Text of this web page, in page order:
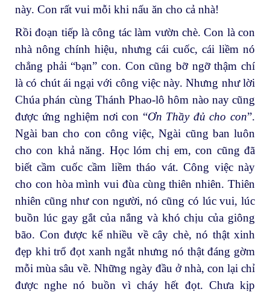
này. Con rất vui mỗi khi nấu ăn cho cả nhà!
Rồi đoạn tiếp là công tác làm vườn chè. Con là con
nhà nông chính hiệu, nhưng cái cuốc, cái liềm nó
chẳng phải “bạn” con. Con cũng bỡ ngỡ thậm chí
là có chút ái ngại với công việc này. Nhưng như lời
Chúa phán cùng Thánh Phao-lô hôm nào nay cũng
được ứng nghiệm nơi con “Ơn Thầy đủ cho con”.
Ngài ban cho con công việc, Ngài cũng ban luôn
cho con khả năng. Học lóm chị em, con cũng đã
biết cầm cuốc cầm liềm tháo vát. Công việc này
cho con hòa mình vui đùa cùng thiên nhiên. Thiên
nhiên cũng như con người, nó cũng có lúc vui, lúc
buồn lúc gay gắt của nắng và khó chịu của giông
bão. Con được kể nhiều về cây chè, nó thật xinh
đẹp khi trổ đọt xanh ngắt nhưng nó thật đáng gờm
mỗi mùa sâu về. Những ngày đầu ở nhà, con lại chỉ
được nghe nó buồn vì cháy hết đọt. Chưa kịp